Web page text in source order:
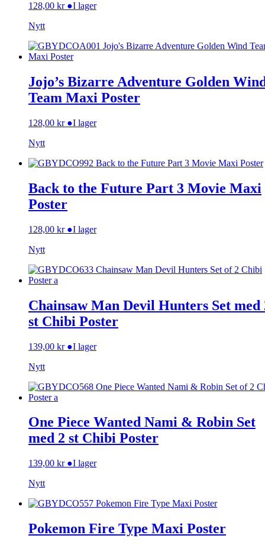
128,00 kr ●I lager
Nytt
Jojo’s Bizarre Adventure Golden
Team Maxi Poster
128,00 kr ●I lager
Nytt
Back to the Future Part 3 Movie Maxi
Poster
128,00 kr ●I lager
Nytt
Chainsaw Man Devil Hunters Set med
st Chibi Poster
139,00 kr ●I lager
Nytt
One Piece Wanted Nami & Robin Set
med 2 st Chibi Poster
139,00 kr ●I lager
Nytt
Pokemon Fire Type Maxi Poster